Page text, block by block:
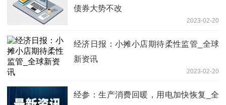
债券大势不改
2023-02-20
经济日报：小摊小店期待柔性监管_全球
新资讯
2023-02-20
经参：生产消费回暖，用电加快恢复_全